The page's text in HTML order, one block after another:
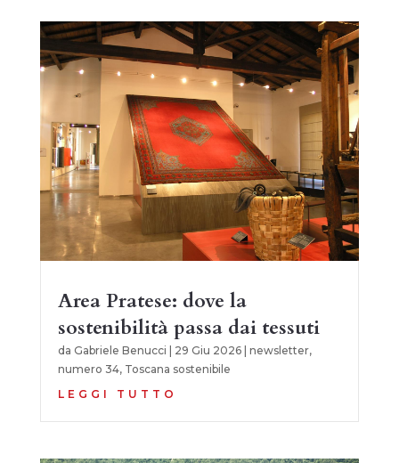
Area Pratese: dove la
sostenibilità passa dai tessuti
da Gabriele Benucci 29 Giu 2026| newsletter,
numero 34, Toscana sostenibile
LEGGI TUTTO